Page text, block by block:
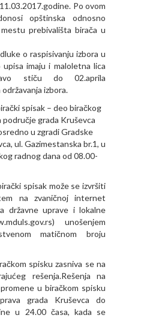
Po ovom
opštinska odnosno
prebivališta birača u
o raspisivanju izbora u
imaju i maloletna lica
stiču do 02.aprila
izbora.
spisak – deo biračkog
područje grada Kruševca
u zgradi Gradske
ul. Gazimestanska br.1, u
radnog dana od 08.00-
spisak može se izvršiti
na zvaničnoj internet
državne uprave i lokalne
) unošenjem
matičnom broju
spisku zasniva se na
rešenja.Rešenja na
u biračkom spisku
grada Kruševca do
u 24.00 časa, kada se